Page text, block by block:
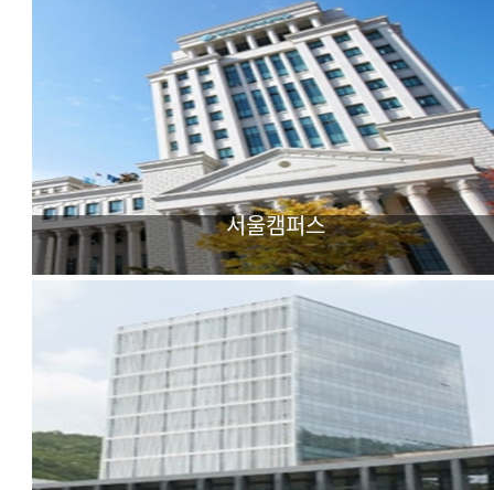
서울캠퍼스
어문·사회과학 중심
다국어 외국학대학